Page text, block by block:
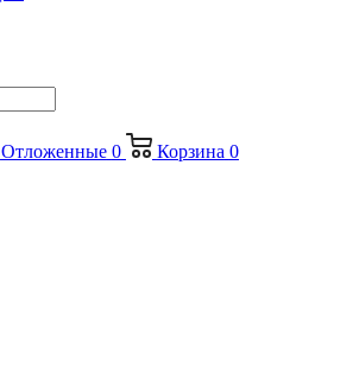
Отложенные 0 Корзина 0